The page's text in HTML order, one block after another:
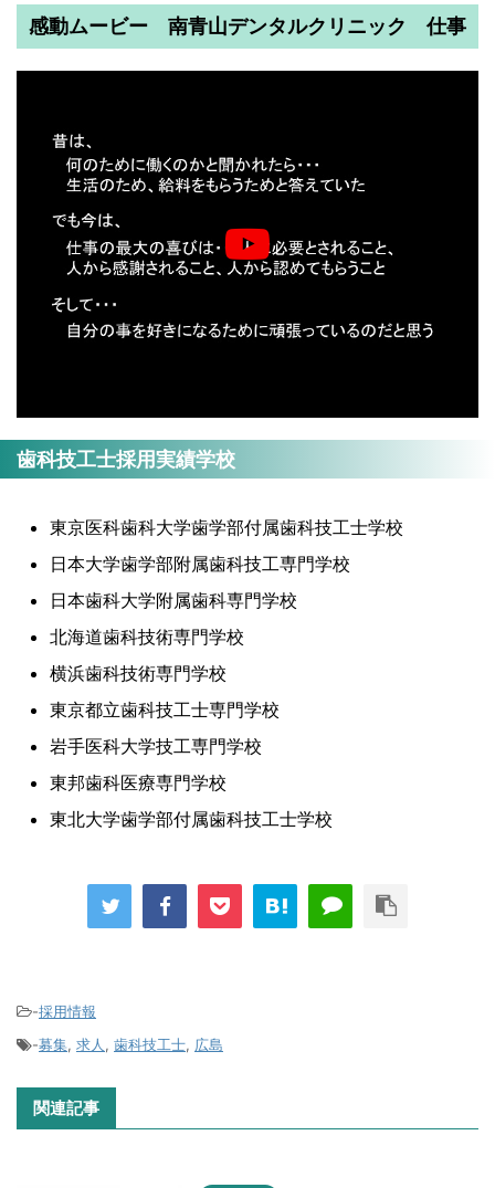
感動ムービー 南青山デンタルクリニック 仕事
歯科技工士採用実績学校
東京医科歯科大学歯学部付属歯科技工士学校
日本大学歯学部附属歯科技工専門学校
日本歯科大学附属歯科専門学校
北海道歯科技術専門学校
横浜歯科技術専門学校
東京都立歯科技工士専門学校
岩手医科大学技工専門学校
東邦歯科医療専門学校
東北大学歯学部付属歯科技工士学校
-採用情報
-募集, 求人 , 歯科技工士, 広島
関連記事